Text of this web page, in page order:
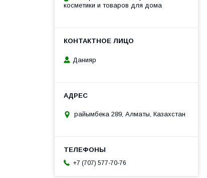
косметики и товаров для дома
Данияр
райымбека 289, Алматы, Казахстан
+7 (707) 577-70-76